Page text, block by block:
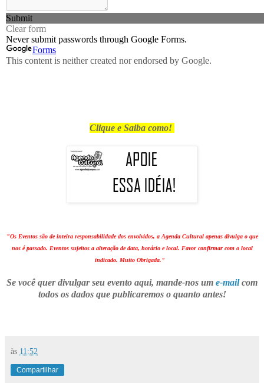
Clique e Saiba como!
"Os Eventos são de inteira responsabilidade dos envolvidos, a Agenda Cultural apenas divulga o que
nos é passado. Eventos sujeitos a alteração de data, horário e local. Favor confirmar com o local
indicado. Muito Obrigada."
Se você quer divulgar seu evento aqui, mande-nos um e-mailcom
todos os dados que publicaremos o quanto antes!
às 11:52
Compartilhar